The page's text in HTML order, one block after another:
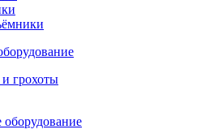
грохоты
оборудование